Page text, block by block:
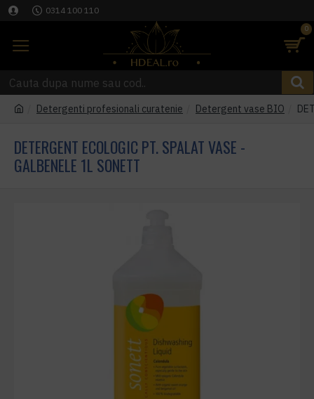
0314 100 110
0
Detergenti profesionali curatenie Detergent vase BIO
DETERGENT ECOLOGIC PT. SPALAT VASE -
GALBENELE 1L SONETT